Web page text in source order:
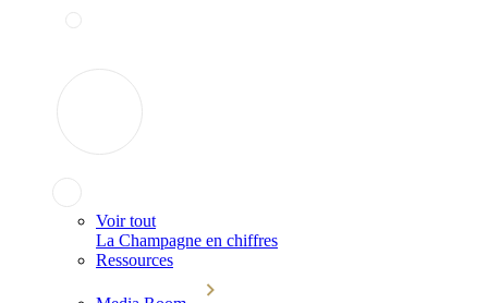
Voir tout
La Champagne en chiffres
Ressources